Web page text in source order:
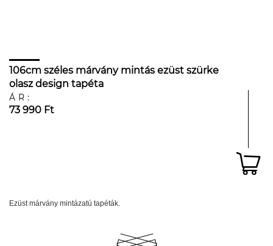
106cm széles márvány mintás ezüst szürke
olasz design tapéta
ÁR:
73 990 Ft
Ezüst márvány mintázatú tapéták.